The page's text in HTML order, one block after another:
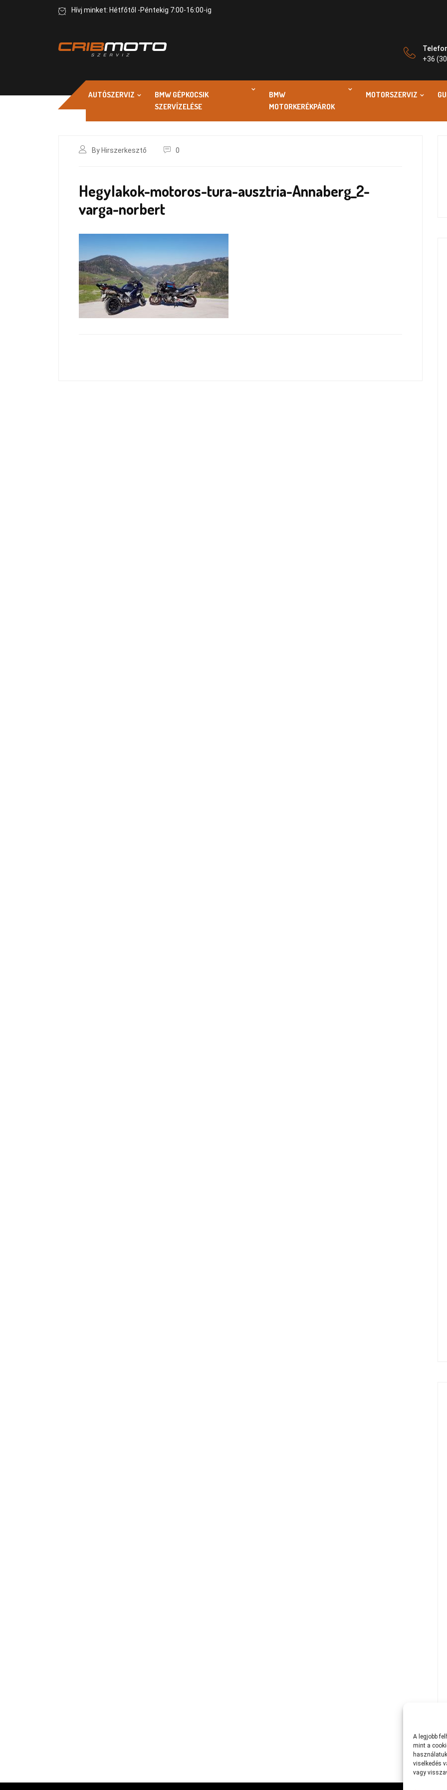
A legjobb
mint a
viselkedés
vagy
Hívj minket: Hétfőtől -Péntekig 7:00-16:00-ig
+36
AUTÓSZERVIZ
BMW GÉPKOCSIK
SZERVÍZELÉSE
BMW
MOTORKERÉKPÁROK
MOTORSZERVIZ
By Hirszerkesztő 0
Hegylakok-motoros-tura-ausztria-Annaberg_2-
varga-norbert